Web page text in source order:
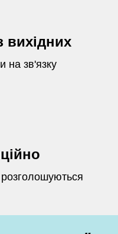
на зв'язку
розголошуються